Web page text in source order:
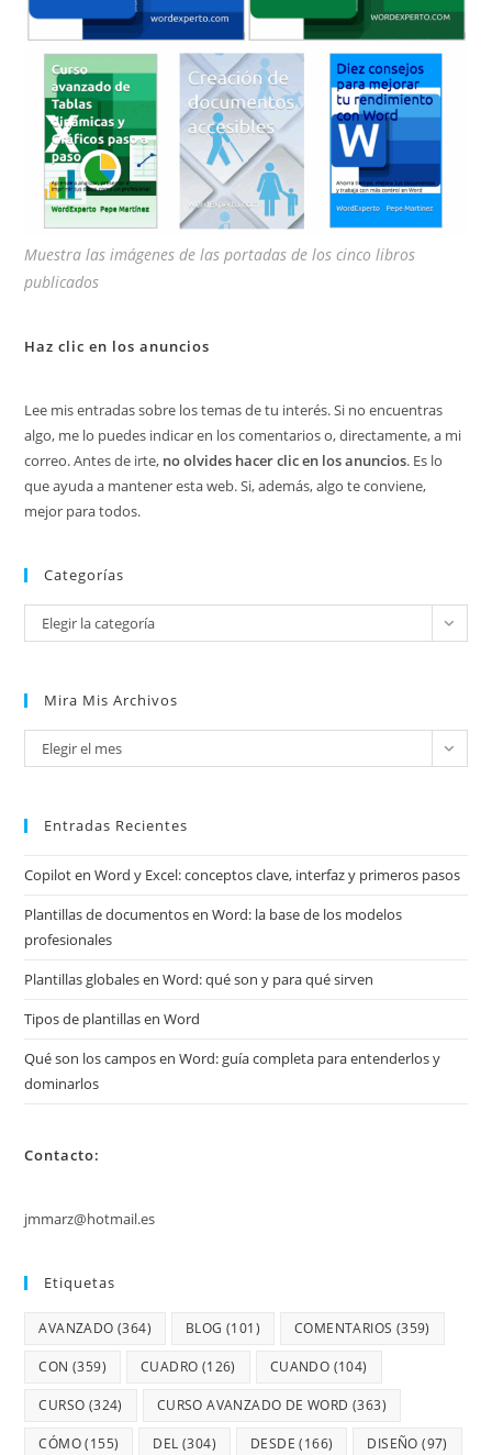
Muestra las imágenes de las portadas de los cinco libros
publicados
Haz clic en los anuncios
Lee mis entradas sobre los temas de tu interés. Si no encuentras
algo, me lo puedes indicar en los comentarios o, directamente, a mi
correo. Antes de irte, no olvides hacer clic en los anuncios. Es lo
que ayuda a mantener esta web. Si, además, algo te conviene,
mejor para todos.
Categorías
Categorías
Elegir la categoría
Mira Mis Archivos
Mira
mis
Elegir el mes
Entradas Recientes
Copilot en Word y Excel: conceptos clave, interfaz y primeros pasos
Plantillas de documentos en Word: la base de los modelos
profesionales
Plantillas globales en Word: qué son y para qué sirven
Tipos de plantillas en Word
Qué son los campos en Word: guía completa para entenderlos y
dominarlos
Contacto:
jmmarz@hotmail.es
Etiquetas
AVANZADO (364) BLOG (101) COMENTARIOS (359)
CON (359) CUADRO (126) CUANDO (104)
CURSO (324) CURSO AVANZADO DE WORD (363)
CÓMO(155) DEL (304) DESDE (166) DISEÑO (97)